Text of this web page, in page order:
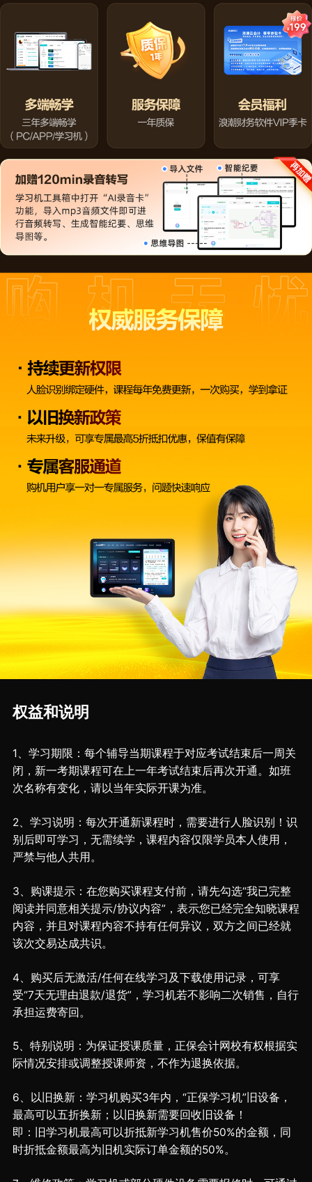
权益和说明
1、学习期限：每个辅导当期课程于对应考试结束后一周关
闭，新一考期课程可在上一年考试结束后再次开通。如班
次名称有变化，请以当年实际开课为准。
2、学习说明：每次开通新课程时，需要进行人脸识别！识
别后即可学习，无需续学，课程内容仅限学员本人使用，
严禁与他人共用。
3、购课提示：在您购买课程支付前，请先勾选“我已完整
阅读并同意相关提示/协议内容”，表示您已经完全知晓课程
内容，并且对课程内容不持有任何异议，双方之间已经就
该次交易达成共识。
4、购买后无激活/任何在线学习及下载使用记录，可享
受“7天无理由退款/退货”，学习机若不影响二次销售，自行
承担运费寄回。
5、特别说明：为保证授课质量，正保会计网校有权根据实
际情况安排或调整授课师资，不作为退换依据。
6、以旧换新：学习机购买3年内，“正保学习机”旧设备，
最高可以五折换新；以旧换新需要回收旧设备！
即：旧学习机最高可以折抵新学习机售价50%的金额，同
时折抵金额最高为旧机实际订单金额的50%。